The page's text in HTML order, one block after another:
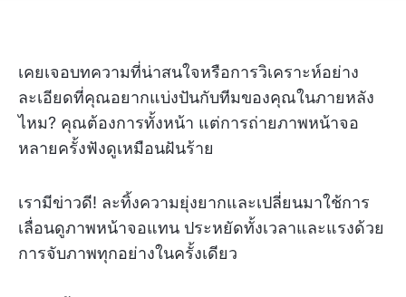
เคยเจอบทความที่น่าสนใจหรือการวิเคราะห์อย่าง
ละเอียดที่คุณอยากแบ่งปันกับทีมของคุณในภายหลัง
ไหม? คุณต้องการทั้งหน้า แต่การถ่ายภาพหน้าจอ
หลายครั้งฟังดูเหมือนฝันร้าย
เรามีข่าวดี! ละทิ้งความยุ่งยากและเปลี่ยนมาใช้การ
เลื่อนดูภาพหน้าจอแทน ประหยัดทั้งเวลาและแรงด้วย
การจับภาพทุกอย่างในครั้งเดียว